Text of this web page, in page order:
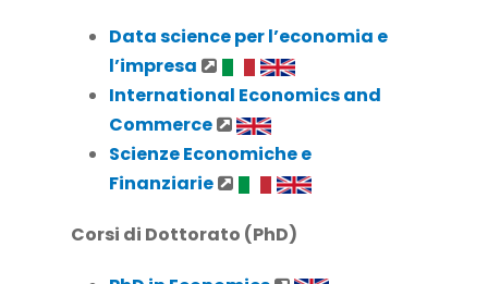
Data science per l’economia e
l’impresa
International Economics and
Commerce
Scienze Economiche e
Finanziarie
Corsi di Dottorato (PhD)